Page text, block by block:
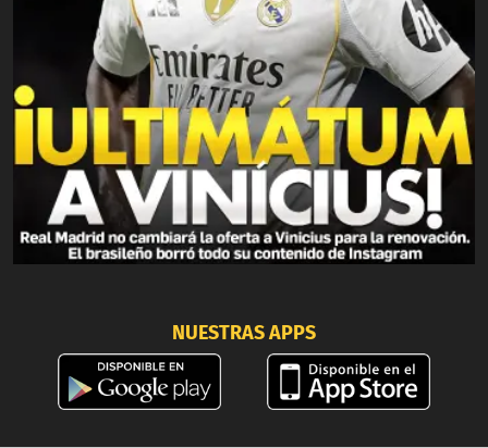
NUESTRAS APPS